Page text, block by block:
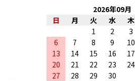
2026年09月
日
月 火 水 木
1
2 3
6
7 8 9 10
13
14 15 16 17
20
21 22 23 24
27
28 29
30